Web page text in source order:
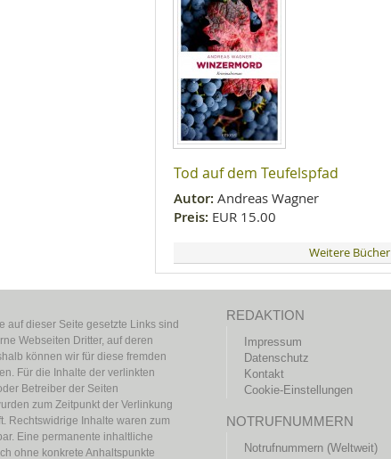
Tod auf dem Teufelspfad
Autor: Andreas Wagner
Preis: EUR 15.00
Weitere Bücher
auf dieser Seite gesetzte Links sind
Webseiten Dritter, auf deren
können wir für diese fremden
Für die Inhalte der verlinkten
Betreiber der Seiten
zum Zeitpunkt der Verlinkung
Rechtswidrige Inhalte waren zum
Eine permanente inhaltliche
ohne konkrete Anhaltspunkte
REDAKTION
Impressum
Datenschutz
Kontakt
Cookie-Einstellungen
NOTRUFNUMMERN
Notrufnummern (Weltweit)